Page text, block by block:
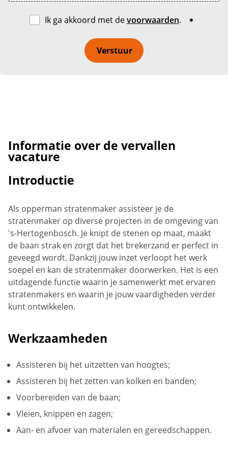
Ik ga akkoord met devoorwaarden.
Verstuur
Informatie over de vervallen
vacature
Introductie
Als opperman stratenmaker assisteer je de
stratenmaker op diverse projecten in de omgeving van
's-Hertogenbosch. Je knipt de stenen op maat, maakt
de baan strak en zorgt dat het brekerzand er perfect in
geveegd wordt. Dankzij jouw inzet verloopt het werk
soepel en kan de stratenmaker doorwerken. Het is een
uitdagende functie waarin je samenwerkt met ervaren
stratenmakers en waarin je jouw vaardigheden verder
kunt ontwikkelen.
Werkzaamheden
Assisteren bij het uitzetten van hoogtes;
Assisteren bij het zetten van kolken en banden;
Voorbereiden van de baan;
Vleien, knippen en zagen;
Aan- en afvoer van materialen en gereedschappen.